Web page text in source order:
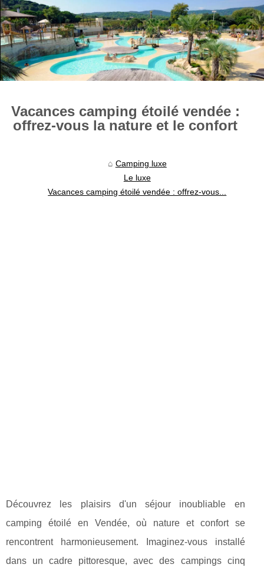
Vacances camping étoilé vendée :
offrez-vous la nature et le confort
Camping luxe
Le luxe
Vacances camping étoilé vendée : offrez-vous...
Découvrez les plaisirs d'un séjour inoubliable en
camping étoilé en Vendée, où nature et confort se
rencontrent harmonieusement. Imaginez-vous installé
dans un cadre pittoresque, avec des campings cinq